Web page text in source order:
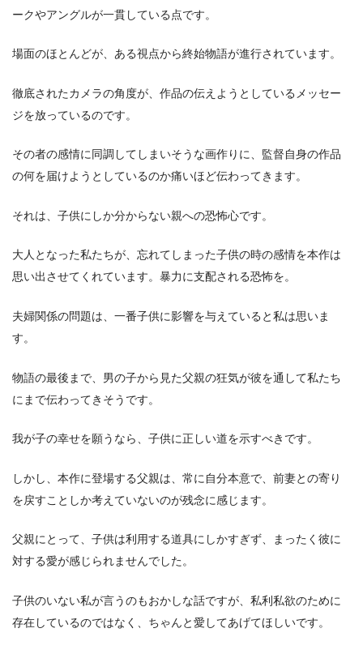
ークやアングルが一貫している点です。
場面のほとんどが、ある視点から終始物語が進行されています。
徹底されたカメラの角度が、作品の伝えようとしているメッセー
ジを放っているのです。
その者の感情に同調してしまいそうな画作りに、監督自身の作品
の何を届けようとしているのか痛いほど伝わってきます。
それは、子供にしか分からない親への恐怖心です。
大人となった私たちが、忘れてしまった子供の時の感情を本作は
思い出させてくれています。暴力に支配される恐怖を。
夫婦関係の問題は、一番子供に影響を与えていると私は思いま
す。
物語の最後まで、男の子から見た父親の狂気が彼を通して私たち
にまで伝わってきそうです。
我が子の幸せを願うなら、子供に正しい道を示すべきです。
しかし、本作に登場する父親は、常に自分本意で、前妻との寄り
を戻すことしか考えていないのが残念に感じます。
父親にとって、子供は利用する道具にしかすぎず、まったく彼に
対する愛が感じられませんでした。
子供のいない私が言うのもおかしな話ですが、私利私欲のために
存在しているのではなく、ちゃんと愛してあげてほしいです。